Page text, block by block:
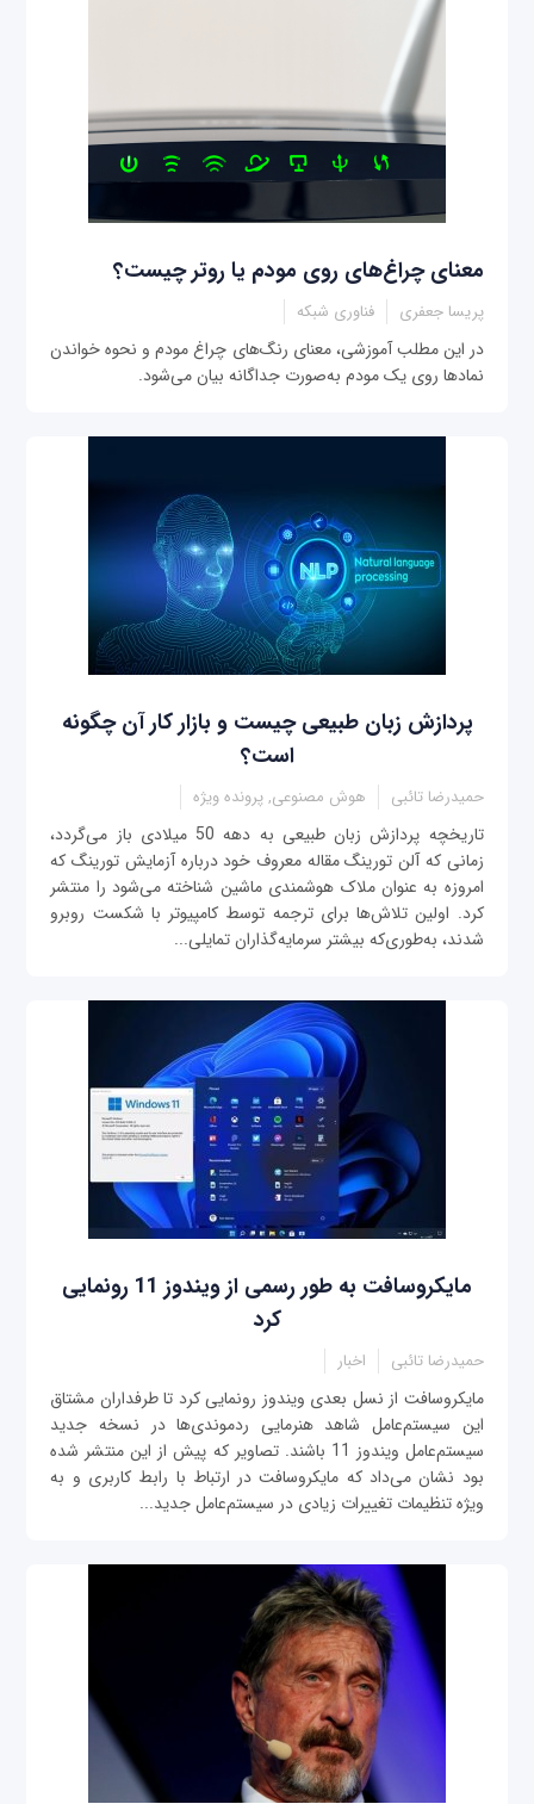
معنای چراغ‌های روی مودم یا روتر چیست؟
پریسا جعفری فناوری شبکه
در این مطلب آموزشی، معنای رنگ‌های چراغ مودم و نحوه خواندن
نمادها روی یک مودم به‌صورت جداگانه بیان می‌شود.
پردازش زبان‌ طبیعی چیست و بازار کار آن چگونه
است؟
حمیدرضا تائبی هوش مصنوعی, پرونده ویژه
تاریخچه پردازش زبان طبیعی به دهه 50 میلادی باز می‌گردد،
زمانی که آلن تورینگ مقاله معروف خود درباره آزمایش تورینگ که
امروزه به عنوان ملاک هوشمندی ماشین شناخته می‌شود را منتشر
کرد. اولین تلاش‌ها برای ترجمه توسط کامپیوتر با شکست روبرو
شدند، به‌طوری‌که بیشتر سرمایه‌گذاران تمایلی...
مایکروسافت به طور رسمی از ویندوز 11 رونمایی
کرد
حمیدرضا تائبی اخبار
مایکروسافت از نسل بعدی ویندوز رونمایی کرد تا طرفداران مشتاق
این سیستم‌عامل شاهد هنرمایی ردموندی‌ها در نسخه جدید
سیستم‌عامل ویندوز 11 باشند. تصاویر که پیش از این منتشر شده
بود نشان می‌داد که مایکروسافت در ارتباط با رابط کاربری و به
ویژه تنظیمات تغییرات زیادی در سیستم‌عامل جدید...